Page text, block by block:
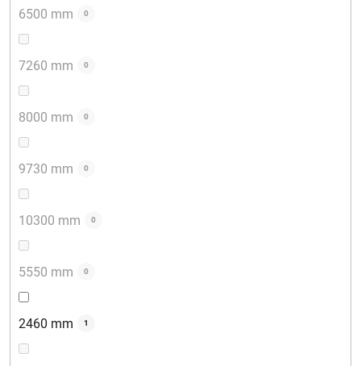
6500 mm 0
7260 mm 0
8000 mm 0
9730 mm 0
10300 mm 0
5550 mm 0
2460 mm 1